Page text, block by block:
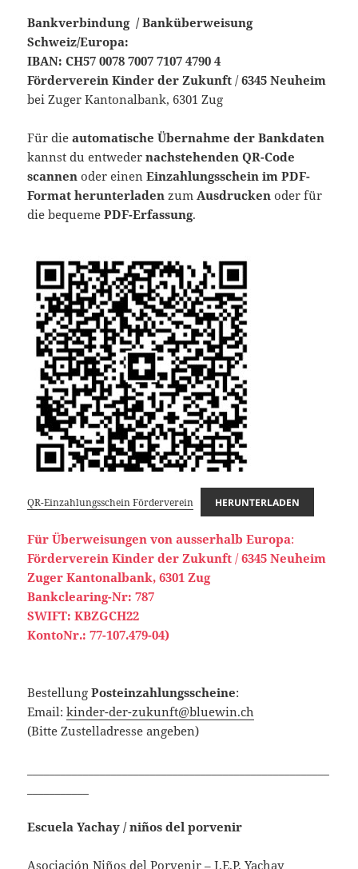
Bankverbindung / Banküberweisung
Schweiz/Europa:
IBAN: CH57 0078 7007 7107 4790 4
Förderverein Kinder der Zukunft /6345 Neuheim
bei Zuger Kantonalbank, 6301 Zug
Für dieautomatische Übernahme der Bankdaten
kannst du entwedernachstehenden QR-Code
scannenoder einenEinzahlungsschein im PDF-
Format herunterladen zum Ausdruckenoder für
die bequemePDF-Erfassung.
QR-Einzahlungsschein Förderverein HERUNTERLADEN
Für Überweisungen von ausserhalb Europa:
Förderverein Kinder der Zukunft /6345 Neuheim
Zuger Kantonalbank, 6301 Zug
Bankclearing-Nr: 787
SWIFT: KBZGCH22
KontoNr.: 77-107.479-04)
Bestellung Posteinzahlungsscheine:
Email:kinder-der-zukunft@bluewin.ch
(Bitte Zustelladresse angeben)
Escuela Yachay / niños del porvenir
Asociación Niños del Porvenir – I.E.P. Yachay